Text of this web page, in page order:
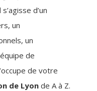
s’agisse d’un
un
un
de
de votre
de Lyonde A à Z.